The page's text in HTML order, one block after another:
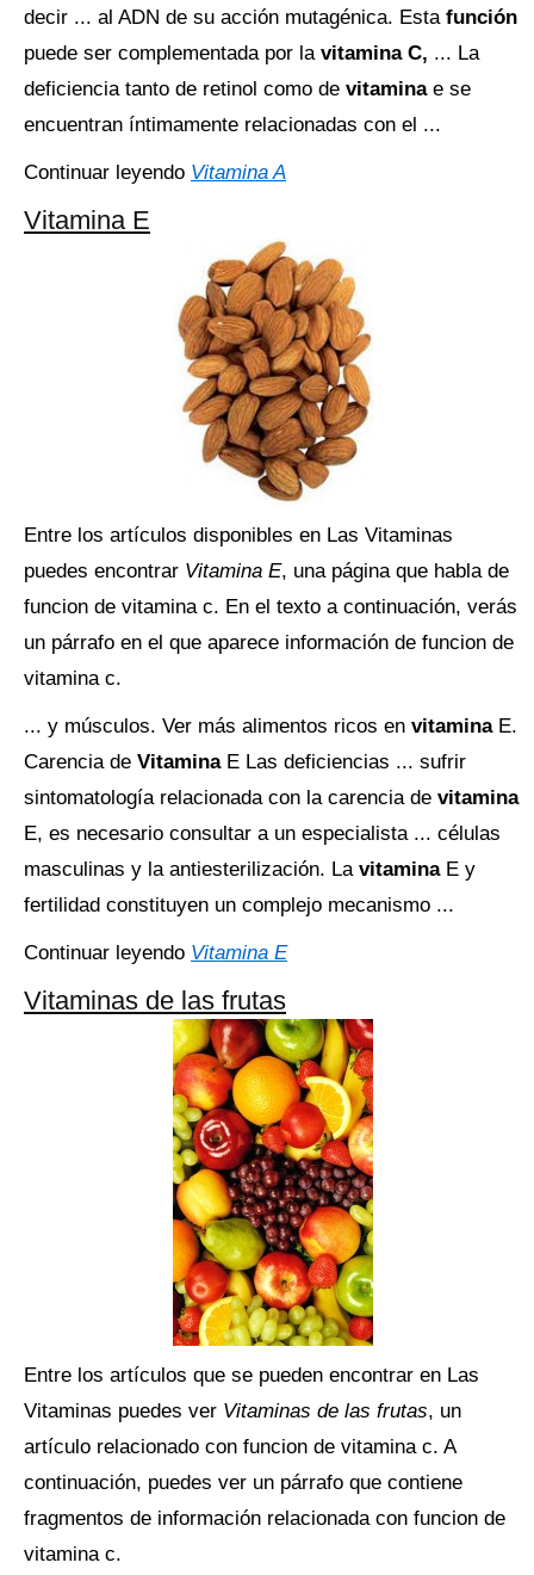
decir ... al ADN de su acción mutagénica. Esta función
puede ser complementada por la vitamina C, ... La
deficiencia tanto de retinol como de vitamina e se
encuentran íntimamente relacionadas con el ...
Continuar leyendo Vitamina A
Vitamina E
Entre los artículos disponibles en Las Vitaminas
puedes encontrar Vitamina E, una página que habla de
funcion de vitamina c. En el texto a continuación, verás
un párrafo en el que aparece información de funcion de
vitamina c.
... y músculos. Ver más alimentos ricos en vitamina E.
Carencia de Vitamina E Las deficiencias ... sufrir
sintomatología relacionada con la carencia de vitamina
E, es necesario consultar a un especialista ... células
masculinas y la antiesterilización. La vitamina E y
fertilidad constituyen un complejo mecanismo ...
Continuar leyendo Vitamina E
Vitaminas de las frutas
Entre los artículos que se pueden encontrar en Las
Vitaminas puedes ver Vitaminas de las frutas, un
artículo relacionado con funcion de vitamina c. A
continuación, puedes ver un párrafo que contiene
fragmentos de información relacionada con funcion de
vitamina c.